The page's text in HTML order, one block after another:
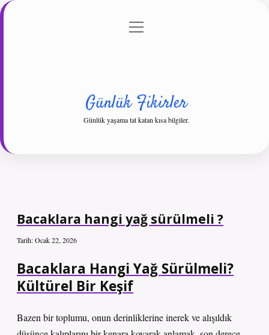
Gizlilik Politikası
menüyü
Günlük Fikirler
Günlük yaşama tat katan kısa bilgiler.
Bacaklara hangi yağ sürülmeli ?
Tarih: Ocak 22, 2026
Bacaklara Hangi Yağ Sürülmeli?
Kültürel Bir Keşif
Bazen bir toplumu, onun derinliklerine inerek ve alışıldık